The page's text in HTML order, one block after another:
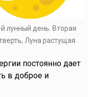
лунный день. Вторая
Луна растущая
постоянно дает
в доброе и